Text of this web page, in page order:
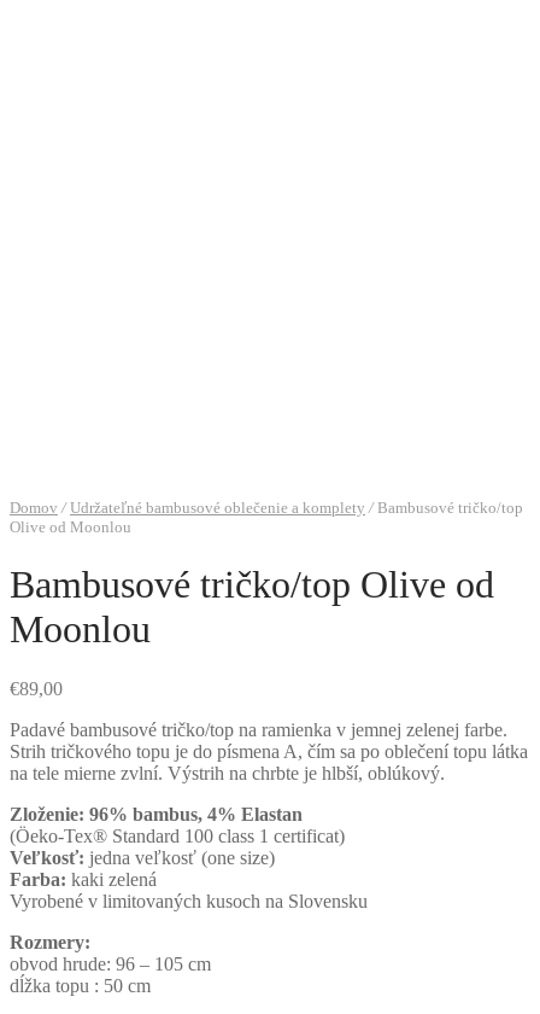
Domov / Udržateľné bambusové oblečenie a komplety /Bambusové tričko/top
Olive od Moonlou
Bambusové tričko/top Olive od
Moonlou
€89,00
Padavé bambusové tričko/top na ramienka v jemnej zelenej farbe.
Strih tričkového topu je do písmena A, čím sa po oblečení topu látka
na tele mierne zvlní. Výstrih na chrbte je hlbší, oblúkový.
Zloženie: 96% bambus, 4% Elastan
(Öeko-Tex® Standard 100 class 1 certificat)
Veľkosť: jedna veľkosť (one size)
Farba: kaki zelená
Vyrobené v limitovaných kusoch na Slovensku
Rozmery:
obvod hrude: 96 – 105 cm
dĺžka topu : 50 cm